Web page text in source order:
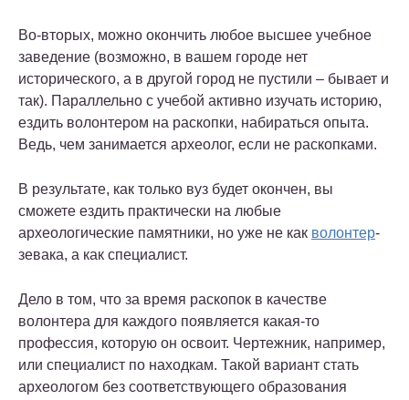
Во-вторых, можно окончить любое высшее учебное
заведение (возможно, в вашем городе нет
исторического, а в другой город не пустили – бывает и
так). Параллельно с учебой активно изучать историю,
ездить волонтером на раскопки, набираться опыта.
Ведь, чем занимается археолог, если не раскопками.
В результате, как только вуз будет окончен, вы
сможете ездить практически на любые
археологические памятники, но уже не как волонтер-
зевака, а как специалист.
Дело в том, что за время раскопок в качестве
волонтера для каждого появляется какая-то
профессия, которую он освоит. Чертежник, например,
или специалист по находкам. Такой вариант стать
археологом без соответствующего образования